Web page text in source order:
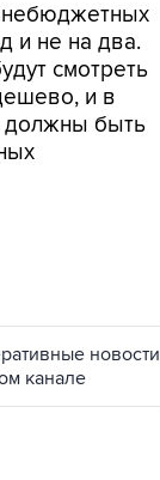
и не на два.
смотреть
и в
должны быть
новости
канале